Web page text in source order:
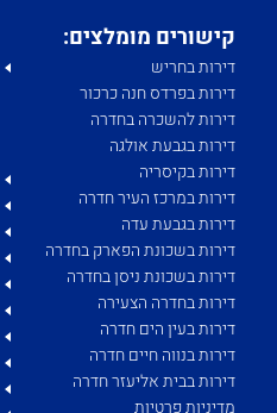
קישורים מומלצים:
דירות בחריש
דירות בפרדס חנה כרכור
דירות להשכרה בחדרה
דירות בגבעת אולגה
דירות בקיסריה
דירות במרכז העיר חדרה
דירות בגבעת עדה
דירות בשכונת הפארק בחדרה
דירות בשכונת ניסן בחדרה
דירות בחדרה הצעירה
דירות בעין הים חדרה
דירות בנווה חיים חדרה
דירות בבית אליעזר חדרה